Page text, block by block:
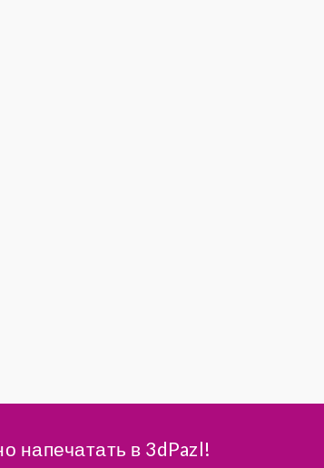
напечатать в 3dPazl!